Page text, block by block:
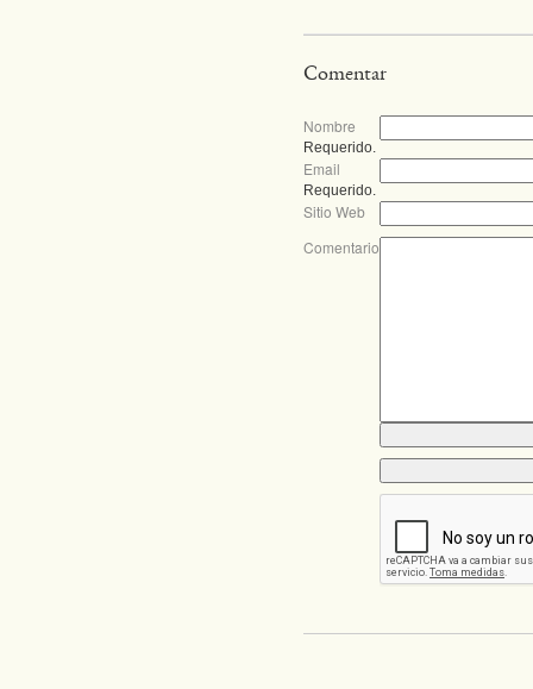
Comentar
Nombre
Requerido.
Email
Requerido.
Sitio Web
Comentario